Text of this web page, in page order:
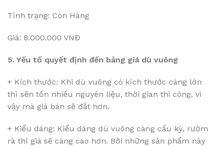
Tình trạng: Còn Hàng
Giá: 8.000.000 VNĐ
5. Yếu tố quyết định đến bảng giá dù vuông
+ Kích thước: Khi dù vuông có kích thước càng lớn
thì sẽn tốn nhiều nguyên liệu, thời gian thi công, vì
vậy mà giá bán sẽ đắt hơn.
+ Kiểu dáng: Kiểu dáng dù vuông càng cầu kỳ, rườm
rà thì giá sẽ càng cao hơn. Bởi những sản phẩm này